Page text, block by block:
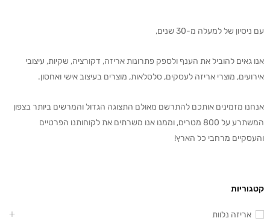
עם ניסיון של למעלה מ-30 שנים,
אנו גאים להוביל את הענף ולספק פתרונות אריזה, דקורציה, שקיות, עיצובי
אירועים, מוצרי אריזה לעסקים, סלסלאות, מוצרים בעיצוב אישי ואחסון.
אנחנו מזמינים אותכם להתרשם מאולם התצוגה הגדול והמרשים ביותר בצפון
המשתרע על 800 מטרים, וממנו אנו משרתים את לקוחותנו הפרטיים
והעסקיים מרחבי כל הארץ!
קטגוריות
אריזה נלוות